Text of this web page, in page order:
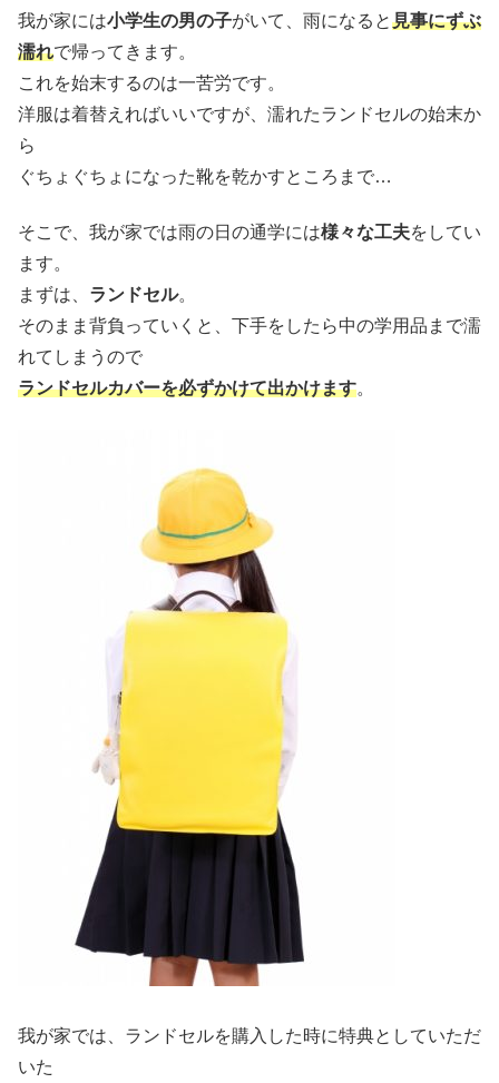
我が家には小学生の男の子がいて、雨になると見事にずぶ
濡れで帰ってきます。
これを始末するのは一苦労です。
洋服は着替えればいいですが、濡れたランドセルの始末か
ら
ぐちょぐちょになった靴を乾かすところまで…
そこで、我が家では雨の日の通学には様々な工夫をしてい
ます。
まずは、 ランドセル。
そのまま背負っていくと、下手をしたら中の学用品まで濡
れてしまうので
ランドセルカバーを必ずかけて出かけます。
我が家では、ランドセルを購入した時に特典としていただ
いた